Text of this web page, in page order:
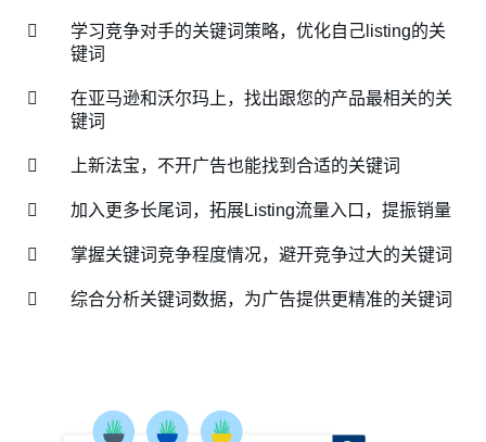
学习竞争对手的关键词策略，优化自己listing的关
键词
在亚马逊和沃尔玛上，找出跟您的产品最相关的关
键词
上新法宝，不开广告也能找到合适的关键词
加入更多长尾词，拓展Listing流量入口，提振销量
掌握关键词竞争程度情况，避开竞争过大的关键词
综合分析关键词数据，为广告提供更精准的关键词